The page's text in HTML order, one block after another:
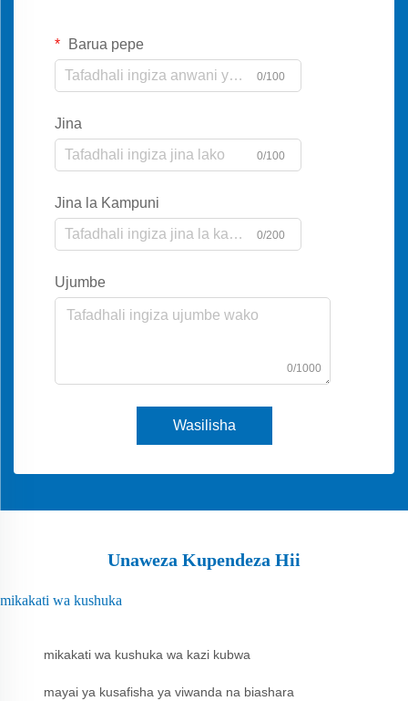
Barua pepe
0/100
Jina
0/100
Jina la Kampuni
0/200
Ujumbe
0/1000
Wasilisha
Unaweza Kupendeza Hii
mikakati wa kushuka
mikakati wa kushuka wa kazi kubwa
mayai ya kusafisha ya viwanda na biashara